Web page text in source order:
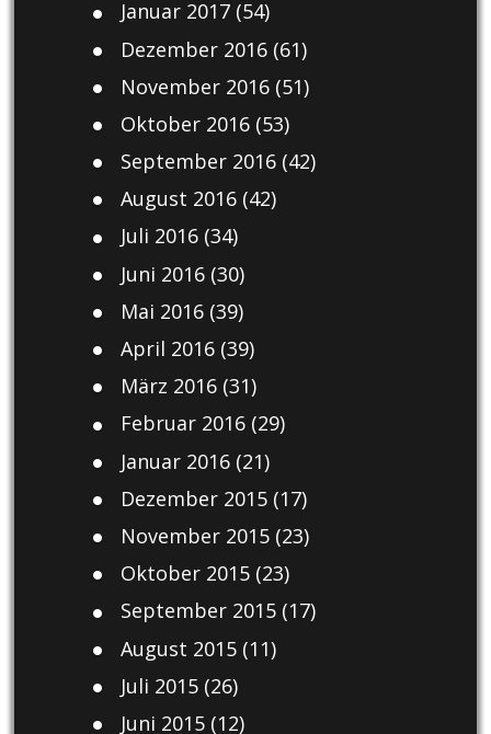
Januar 2017(54)
Dezember 2016(61)
November 2016(51)
Oktober 2016(53)
September 2016(42)
August 2016(42)
Juli 2016(34)
Juni 2016(30)
Mai 2016(39)
April 2016(39)
März 2016(31)
Februar 2016(29)
Januar 2016(21)
Dezember 2015(17)
November 2015(23)
Oktober 2015(23)
September 2015(17)
August 2015(11)
Juli 2015(26)
Juni 2015(12)